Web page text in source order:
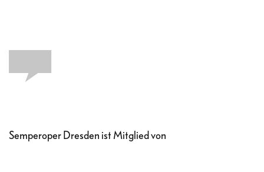
Semperoper Dresden ist Mitglied von